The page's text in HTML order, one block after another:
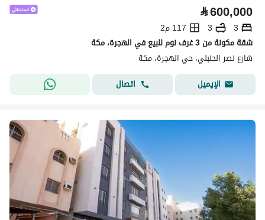
⃁600,000
3
3
117 م2
شقة مكونة من 3 غرف نوم للبيع في الهجرة، مكة
شارع نصر الحنبلي، حي الهجرة، مكة
الإيميل
اتصال